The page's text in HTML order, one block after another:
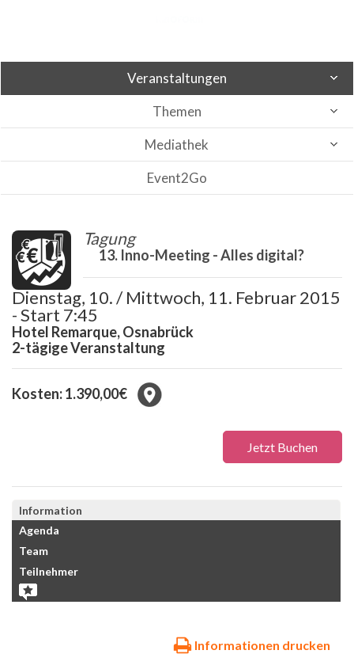
Veranstaltungen
Themen
Mediathek
Event2Go
Tagung
13. Inno-Meeting - Alles digital?
Dienstag, 10. / Mittwoch, 11. Februar 2015
- Start 7:45
Hotel Remarque, Osnabrück
2-tägige Veranstaltung
Kosten: 1.390,00€
Jetzt Buchen
Information
Agenda
Team
Teilnehmer
Informationen drucken